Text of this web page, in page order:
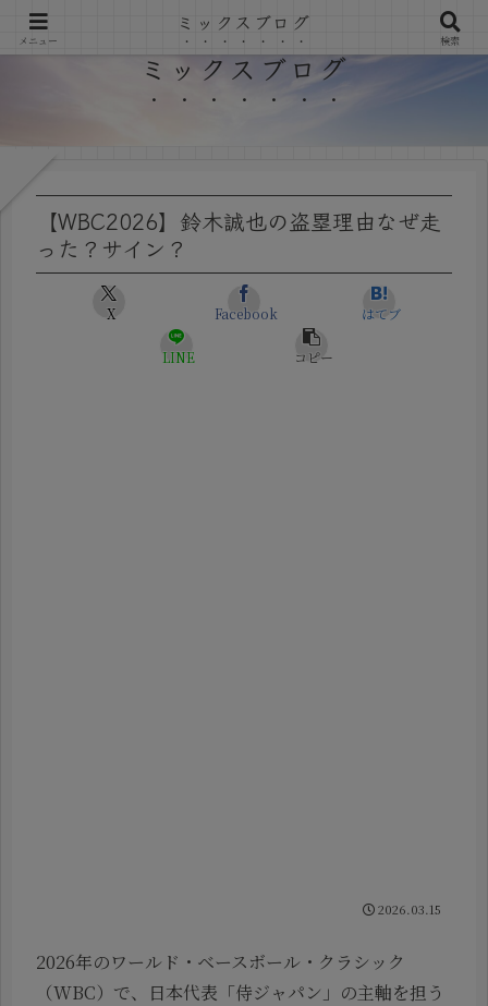
ミックスブログ
【WBC2026】鈴木誠也の盗塁理由なぜ走
った？サイン？
X Facebook はてブ
LINE コピー
2026.03.15
2026年のワールド・ベースボール・クラシック
（WBC）で、日本代表「侍ジャパン」の主軸を担う
メニュー
ミックスブログ
検索